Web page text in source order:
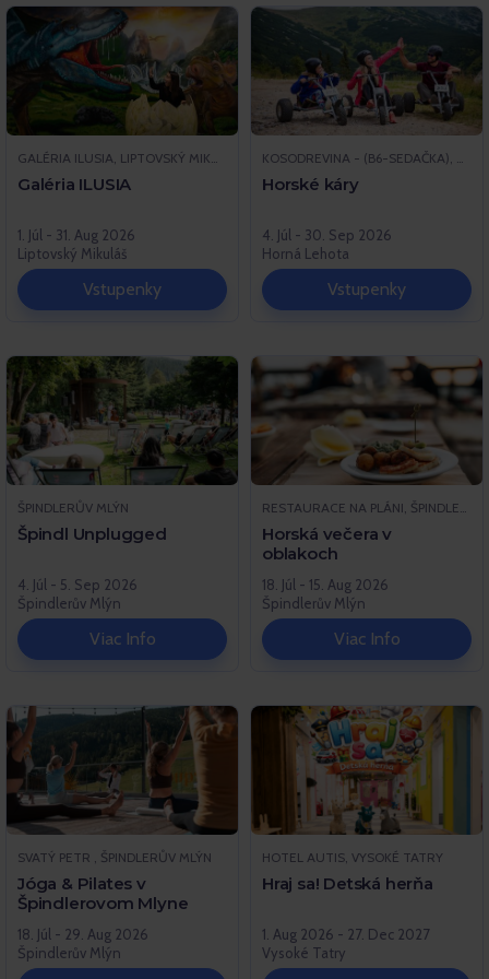
Galéria ILUSIA
1. Júl - 31. Aug 2026
Liptovský Mikuláš
Vstupenky
Horské káry
4. Júl - 30. Sep 2026
Horná Lehota
Vstupenky
ŠPINDLERŮV MLÝN
Špindl Unplugged
4. Júl - 5. Sep 2026
Špindlerův Mlýn
Viac Info
Horská večera v
oblakoch
18. Júl - 15. Aug 2026
Špindlerův Mlýn
Viac Info
SVATÝ PETR , ŠPINDLERŮV MLÝN
Jóga & Pilates v
Špindlerovom Mlyne
18. Júl - 29. Aug 2026
Špindlerův Mlýn
HOTEL AUTIS, VYSOKÉ TATRY
Hraj sa! Detská herňa
1. Aug 2026 - 27. Dec 2027
Vysoké Tatry